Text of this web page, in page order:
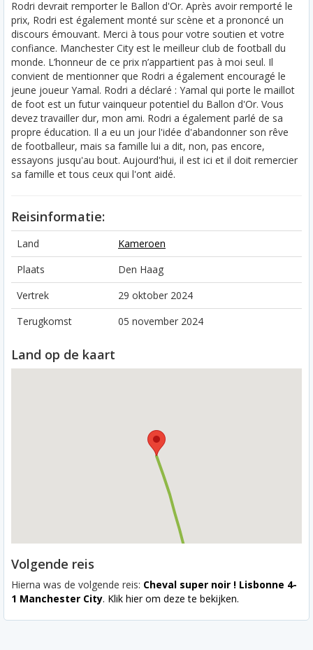
Rodri devrait remporter le Ballon d'Or. Après avoir remporté le
prix, Rodri est également monté sur scène et a prononcé un
discours émouvant. Merci à tous pour votre soutien et votre
confiance. Manchester City est le meilleur club de football du
monde. L’honneur de ce prix n’appartient pas à moi seul. Il
convient de mentionner que Rodri a également encouragé le
jeune joueur Yamal. Rodri a déclaré : Yamal qui porte le maillot
de foot est un futur vainqueur potentiel du Ballon d'Or. Vous
devez travailler dur, mon ami. Rodri a également parlé de sa
propre éducation. Il a eu un jour l'idée d'abandonner son rêve
de footballeur, mais sa famille lui a dit, non, pas encore,
essayons jusqu'au bout. Aujourd'hui, il est ici et il doit remercier
sa famille et tous ceux qui l'ont aidé.
Reisinformatie:
Land
Kameroen
Plaats
Den Haag
Vertrek
29 oktober 2024
Terugkomst
05 november 2024
Land op de kaart
Volgende reis
Hierna was de volgende reis: Cheval super noir ! Lisbonne 4-
1 Manchester City. Klik hier om deze te bekijken.